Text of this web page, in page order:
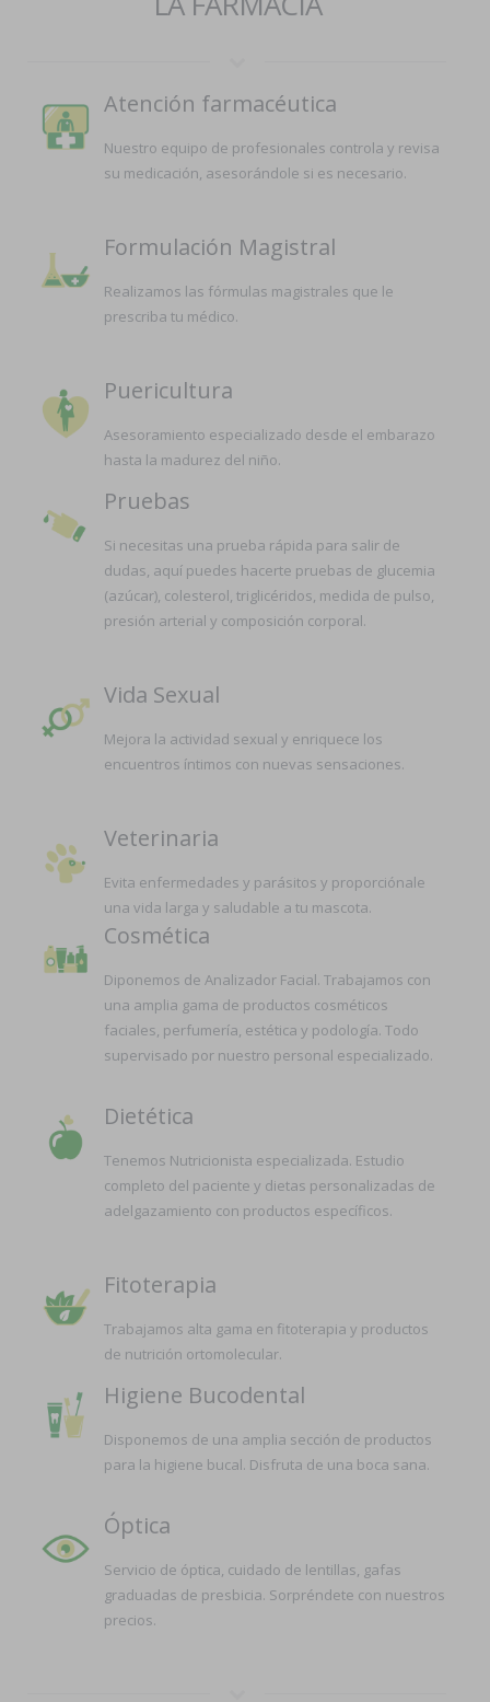
Atención farmacéutica
Nuestro equipo de profesionales controla y revisa
su medicación, asesorándole si es necesario.
Formulación Magistral
Realizamos las fórmulas magistrales que le
prescriba tu médico.
Puericultura
Asesoramiento especializado desde el embarazo
hasta la madurez del niño.
Pruebas
Si necesitas una prueba rápida para salir de
dudas, aquí puedes hacerte pruebas de glucemia
(azúcar), colesterol, triglicéridos, medida de pulso,
presión arterial y composición corporal.
Vida Sexual
Mejora la actividad sexual y enriquece los
encuentros íntimos con nuevas sensaciones.
Veterinaria
Evita enfermedades y parásitos y proporciónale
una vida larga y saludable a tu mascota.
Cosmética
Diponemos de Analizador Facial. Trabajamos con
una amplia gama de productos cosméticos
faciales, perfumería, estética y podología. Todo
supervisado por nuestro personal especializado.
Dietética
Tenemos Nutricionista especializada. Estudio
completo del paciente y dietas personalizadas de
adelgazamiento con productos específicos.
Fitoterapia
Trabajamos alta gama en fitoterapia y productos
de nutrición ortomolecular.
Higiene Bucodental
Disponemos de una amplia sección de productos
para la higiene bucal. Disfruta de una boca sana.
Óptica
Servicio de óptica, cuidado de lentillas, gafas
graduadas de presbicia. Sorpréndete con nuestros
precios.